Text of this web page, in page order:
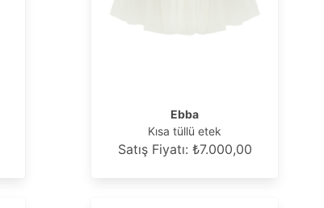
Ebba
Kısa tüllü etek
Satış Fiyatı: ₺7.000,00